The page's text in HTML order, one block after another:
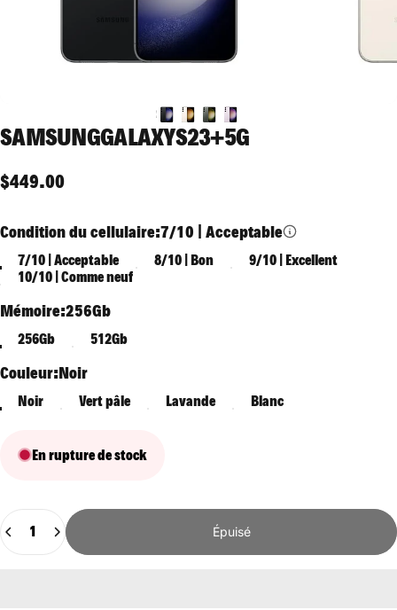
SAMSUNGGALAXYS23+5G
$449.00
Condition du cellulaire
Condition du cellulaire:7/10 | Acceptable
7/10 | Acceptable 8/10 | Bon
9/10 | Excellent
10/10 | Comme neuf
Mémoire
Mémoire:256Gb
256Gb 512Gb
Couleur
Couleur:Noir
Noir Vert pâle Lavande Blanc
En rupture de stock
Quantité
Épuisé